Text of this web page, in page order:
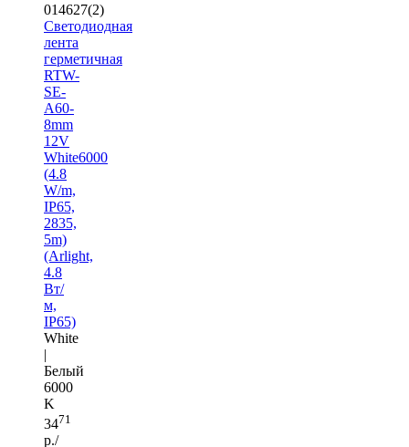
014627(2)
Светодиодная
лента
герметичная
RTW-
SE-
A60-
8mm
12V
White6000
(4.8
W/m,
IP65,
2835,
5m)
(Arlight,
4.8
Вт/
м,
IP65)
White
|
Белый
6000
K
3471
р./